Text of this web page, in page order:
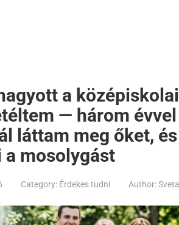
a
— három
láttam meg őket,
a mosolygást
Category: Érdekes tudni Author:Sveta